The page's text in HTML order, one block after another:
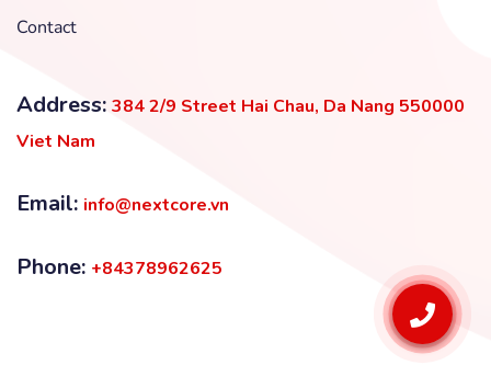
Contact
Address: 384 2/9 Street Hai Chau, Da Nang 550000
Viet Nam
Email: info@nextcore.vn
Phone: +84378962625